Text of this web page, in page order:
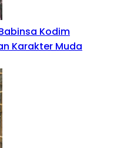
Kodim
Karakter Muda